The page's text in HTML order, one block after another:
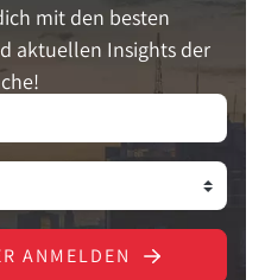
mit den besten
aktuellen Insights der
ANMELDEN